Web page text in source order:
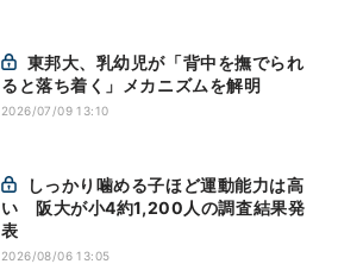
ると落ち着く」メカニズムを解明
2026/07/09 13:10
い 阪大が小4約1,200人の調査結果発
表
2026/08/06 13:05